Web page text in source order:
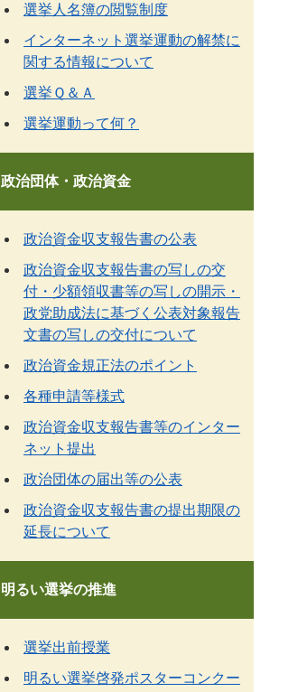
選挙人名簿の閲覧制度
インターネット選挙運動の解禁に
関する情報について
選挙Ｑ＆Ａ
選挙運動って何？
政治団体・政治資金
政治資金収支報告書の公表
政治資金収支報告書の写しの交
付・少額領収書等の写しの開示・
政党助成法に基づく公表対象報告
文書の写しの交付について
政治資金規正法のポイント
各種申請等様式
政治資金収支報告書等のインター
ネット提出
政治団体の届出等の公表
政治資金収支報告書の提出期限の
延長について
明るい選挙の推進
選挙出前授業
明るい選挙啓発ポスターコンクー